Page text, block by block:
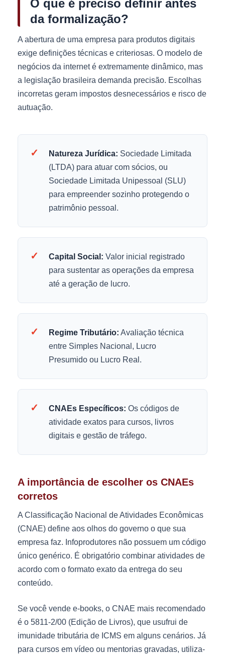
O que é preciso definir antes
da formalização?
A abertura de uma empresa para produtos digitais
exige definições técnicas e criteriosas. O modelo de
negócios da internet é extremamente dinâmico, mas
a legislação brasileira demanda precisão. Escolhas
incorretas geram impostos desnecessários e risco de
autuação.
✓ Natureza Jurídica: Sociedade Limitada
(LTDA) para atuar com sócios, ou
Sociedade Limitada Unipessoal (SLU)
para empreender sozinho protegendo o
patrimônio pessoal.
✓ Capital Social: Valor inicial registrado
para sustentar as operações da empresa
até a geração de lucro.
✓ Regime Tributário: Avaliação técnica
entre Simples Nacional, Lucro
Presumido ou Lucro Real.
✓ CNAEs Específicos: Os códigos de
atividade exatos para cursos, livros
digitais e gestão de tráfego.
A importância de escolher os CNAEs
corretos
A Classificação Nacional de Atividades Econômicas
(CNAE) define aos olhos do governo o que sua
empresa faz. Infoprodutores não possuem um código
único genérico. É obrigatório combinar atividades de
acordo com o formato exato da entrega do seu
conteúdo.
Se você vende e-books, o CNAE mais recomendado
é o 5811-2/00 (Edição de Livros), que usufrui de
imunidade tributária de ICMS em alguns cenários. Já
para cursos em vídeo ou mentorias gravadas, utiliza-